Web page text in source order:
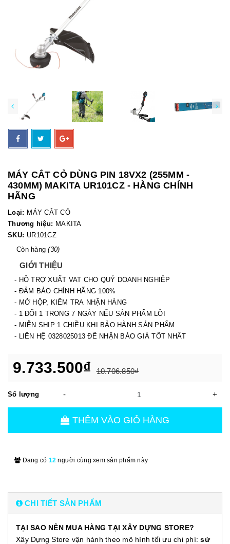
MÁY CẮT CỎ DÙNG PIN 18VX2 (255MM -
430MM) MAKITA UR101CZ - HÀNG CHÍNH
HÃNG
Loại: MÁY CẮT CỎ
Thương hiệu: MAKITA
SKU: UR101CZ
Còn hàng(30)
GIỚI THIỆU
- HỖ TRỢ XUẤT VAT CHO QUÝ DOANH NGHIỆP
- ĐẢM BẢO CHÍNH HÃNG 100%
- MỞ HỘP, KIỂM TRA NHẬN HÀNG
- 1 ĐỔI 1 TRONG 7 NGÀY NẾU SẢN PHẨM LỖI
- MIỄN SHIP 1 CHIỀU KHI BẢO HÀNH SẢN PHẨM
- LIÊN HỆ 0328025013 ĐỂ NHẬN BÁO GIÁ TỐT NHẤT
9.733.500₫ 10.706.850₫
Số lượng - +
THÊM VÀO GIỎ HÀNG
Đang có 12 người cùng xem sản phẩm này
CHI TIẾT SẢN PHẨM
TẠI SAO NÊN MUA HÀNG TẠI XÂY DỰNG STORE?
Xây Dựng Store vận hành theo mô hình tối ưu chi phí:sử